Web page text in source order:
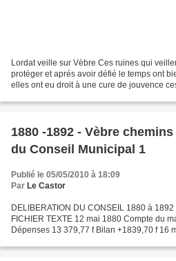
Lordat veille sur Vèbre Ces ruines qui
protéger et aprés avoir défié le temps ont
elles ont eu droit à une cure de jouvence
1880 -1892 - Vèbre
du Conseil Municipal 1
Publié le 05/05/2010 à 18:09
Par Le Castor
DELIBERATION DU CONSEIL 1880 à
FICHIER TEXTE 12 mai 1880 Compte du
Dépenses 13 379,77 f Bilan +1839,70 f 16